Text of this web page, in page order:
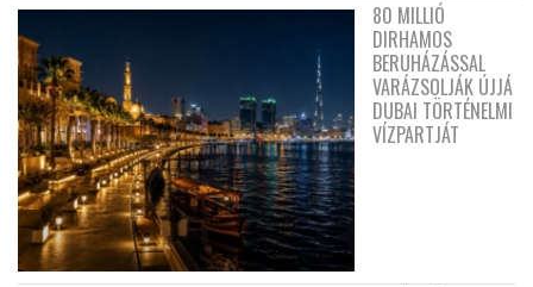
80 MILLIÓ
DIRHAMOS
BERUHÁZÁSSAL
VARÁZSOLJÁK ÚJJÁ
DUBAI TÖRTÉNELMI
VÍZPARTJÁT